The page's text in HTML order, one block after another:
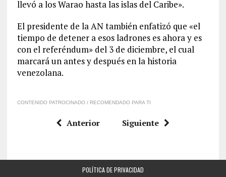
llevó a los Warao hasta las islas del Caribe».
El presidente de la AN también enfatizó que «el
tiempo de detener a esos ladrones es ahora y es
con el referéndum» del 3 de diciembre, el cual
marcará un antes y después en la historia
venezolana.
CONTENIDO PATROCINADO / RECOMENDADO PARA TI
Anterior Siguiente
POLÍTICA DE PRIVACIDAD